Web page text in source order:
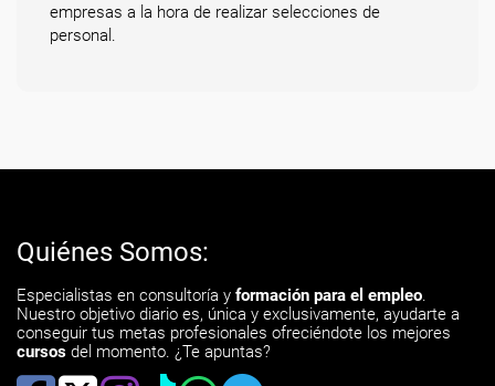
empresas a la hora de realizar selecciones de
personal.
Quiénes Somos:
Especialistas en consultoría y formación para el empleo.
Nuestro objetivo diario es, única y exclusivamente, ayudarte a
conseguir tus metas profesionales ofreciéndote los mejores
cursos del momento. ¿Te apuntas?